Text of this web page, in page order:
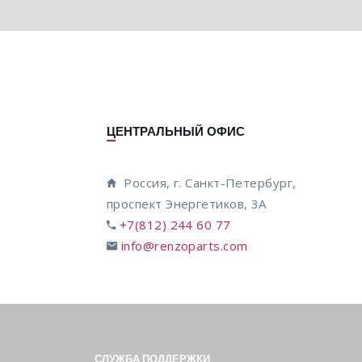
ЦЕНТРАЛЬНЫЙ ОФИС
Россия, г. Санкт-Петербург,
проспект Энергетиков, 3А
+7(812) 244 60 77
info@renzoparts.com